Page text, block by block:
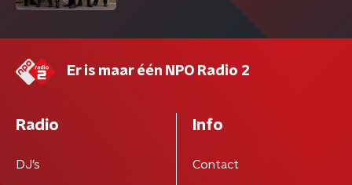
Er is maar één NPO Radio 2
Radio
DJ’s
Info
Contact